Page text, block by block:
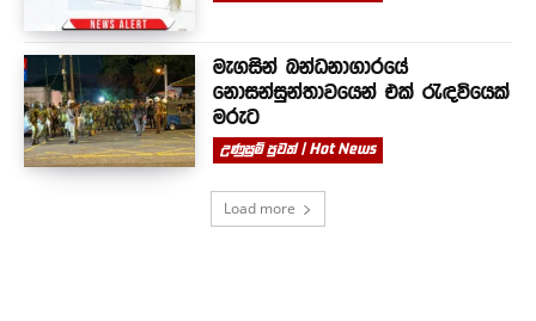
මැගසින් බන්ධනාගාරයේ
නොසන්සුන්තාවයෙන් එක් රැඳවියෙක්
මරුට
උණුසුම් පුවත් | Hot News
Load more